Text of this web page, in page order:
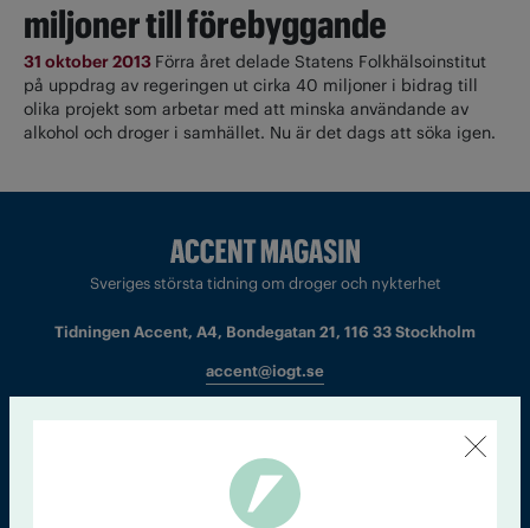
miljoner till förebyggande
31 oktober 2013 Förra året delade Statens Folkhälsoinstitut
på uppdrag av regeringen ut cirka 40 miljoner i bidrag till
olika projekt som arbetar med att minska användande av
alkohol och droger i samhället. Nu är det dags att söka igen.
Sveriges största tidning om droger och nykterhet
Tidningen Accent, A4, Bondegatan 21, 116 33 Stockholm
accent@iogt.se